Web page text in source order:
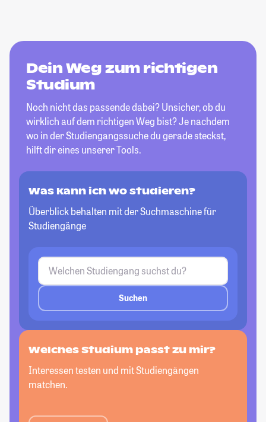
Dein Weg zum richtigen
Studium
Noch nicht das passende dabei? Unsicher, ob du
wirklich auf dem richtigen Weg bist? Je nachdem
wo in der Studiengangssuche du gerade steckst,
hilft dir eines unserer Tools.
Was kann ich wo studieren?
Überblick behalten mit der Suchmaschine für
Studiengänge
Suchen
Welches Studium passtzu mir?
Interessen testen und mit Studiengängen
matchen.